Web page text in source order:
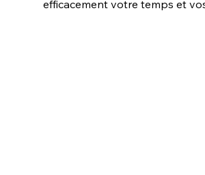
efficacement votre temps et